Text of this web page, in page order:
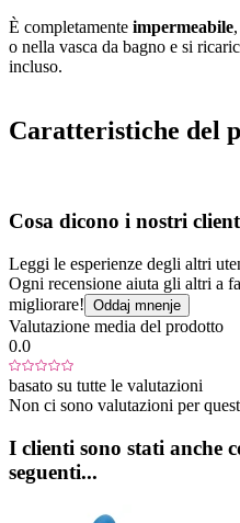
È completamente impermeabile
o nella vasca da bagno e si
incluso.
Caratteristiche del
Cosa dicono i nostri
Leggi le esperienze degli altri
Ogni recensione aiuta gli altri a
migliorare! Oddaj mnenje
Valutazione media del prodotto
0.0
basato su tutte le valutazioni
Non ci sono valutazioni per
I clienti sono stati anche
seguenti...